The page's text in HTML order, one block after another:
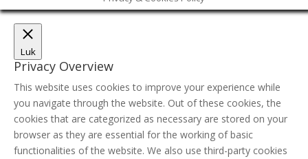
Luk
Privacy Overview
This website uses cookies to improve your experience while
you navigate through the website. Out of these cookies, the
cookies that are categorized as necessary are stored on your
browser as they are essential for the working of basic
functionalities of the website. We also use third-party cookies